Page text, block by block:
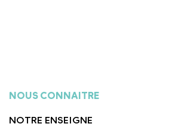
NOUS CONNAITRE
NOTRE ENSEIGNE